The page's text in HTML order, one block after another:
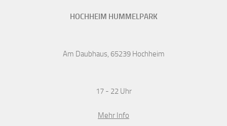
HOCHHEIM HUMMELPARK
Am Daubhaus, 65239 Hochheim
17 - 22 Uhr
Mehr Info